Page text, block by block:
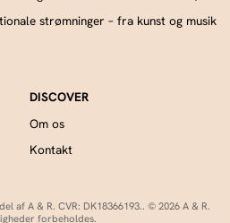
strømninger – fra kunst og musik
Om os
Kontakt
af A & R. CVR: DK18366193.. © 2026 A & R.
forbeholdes.